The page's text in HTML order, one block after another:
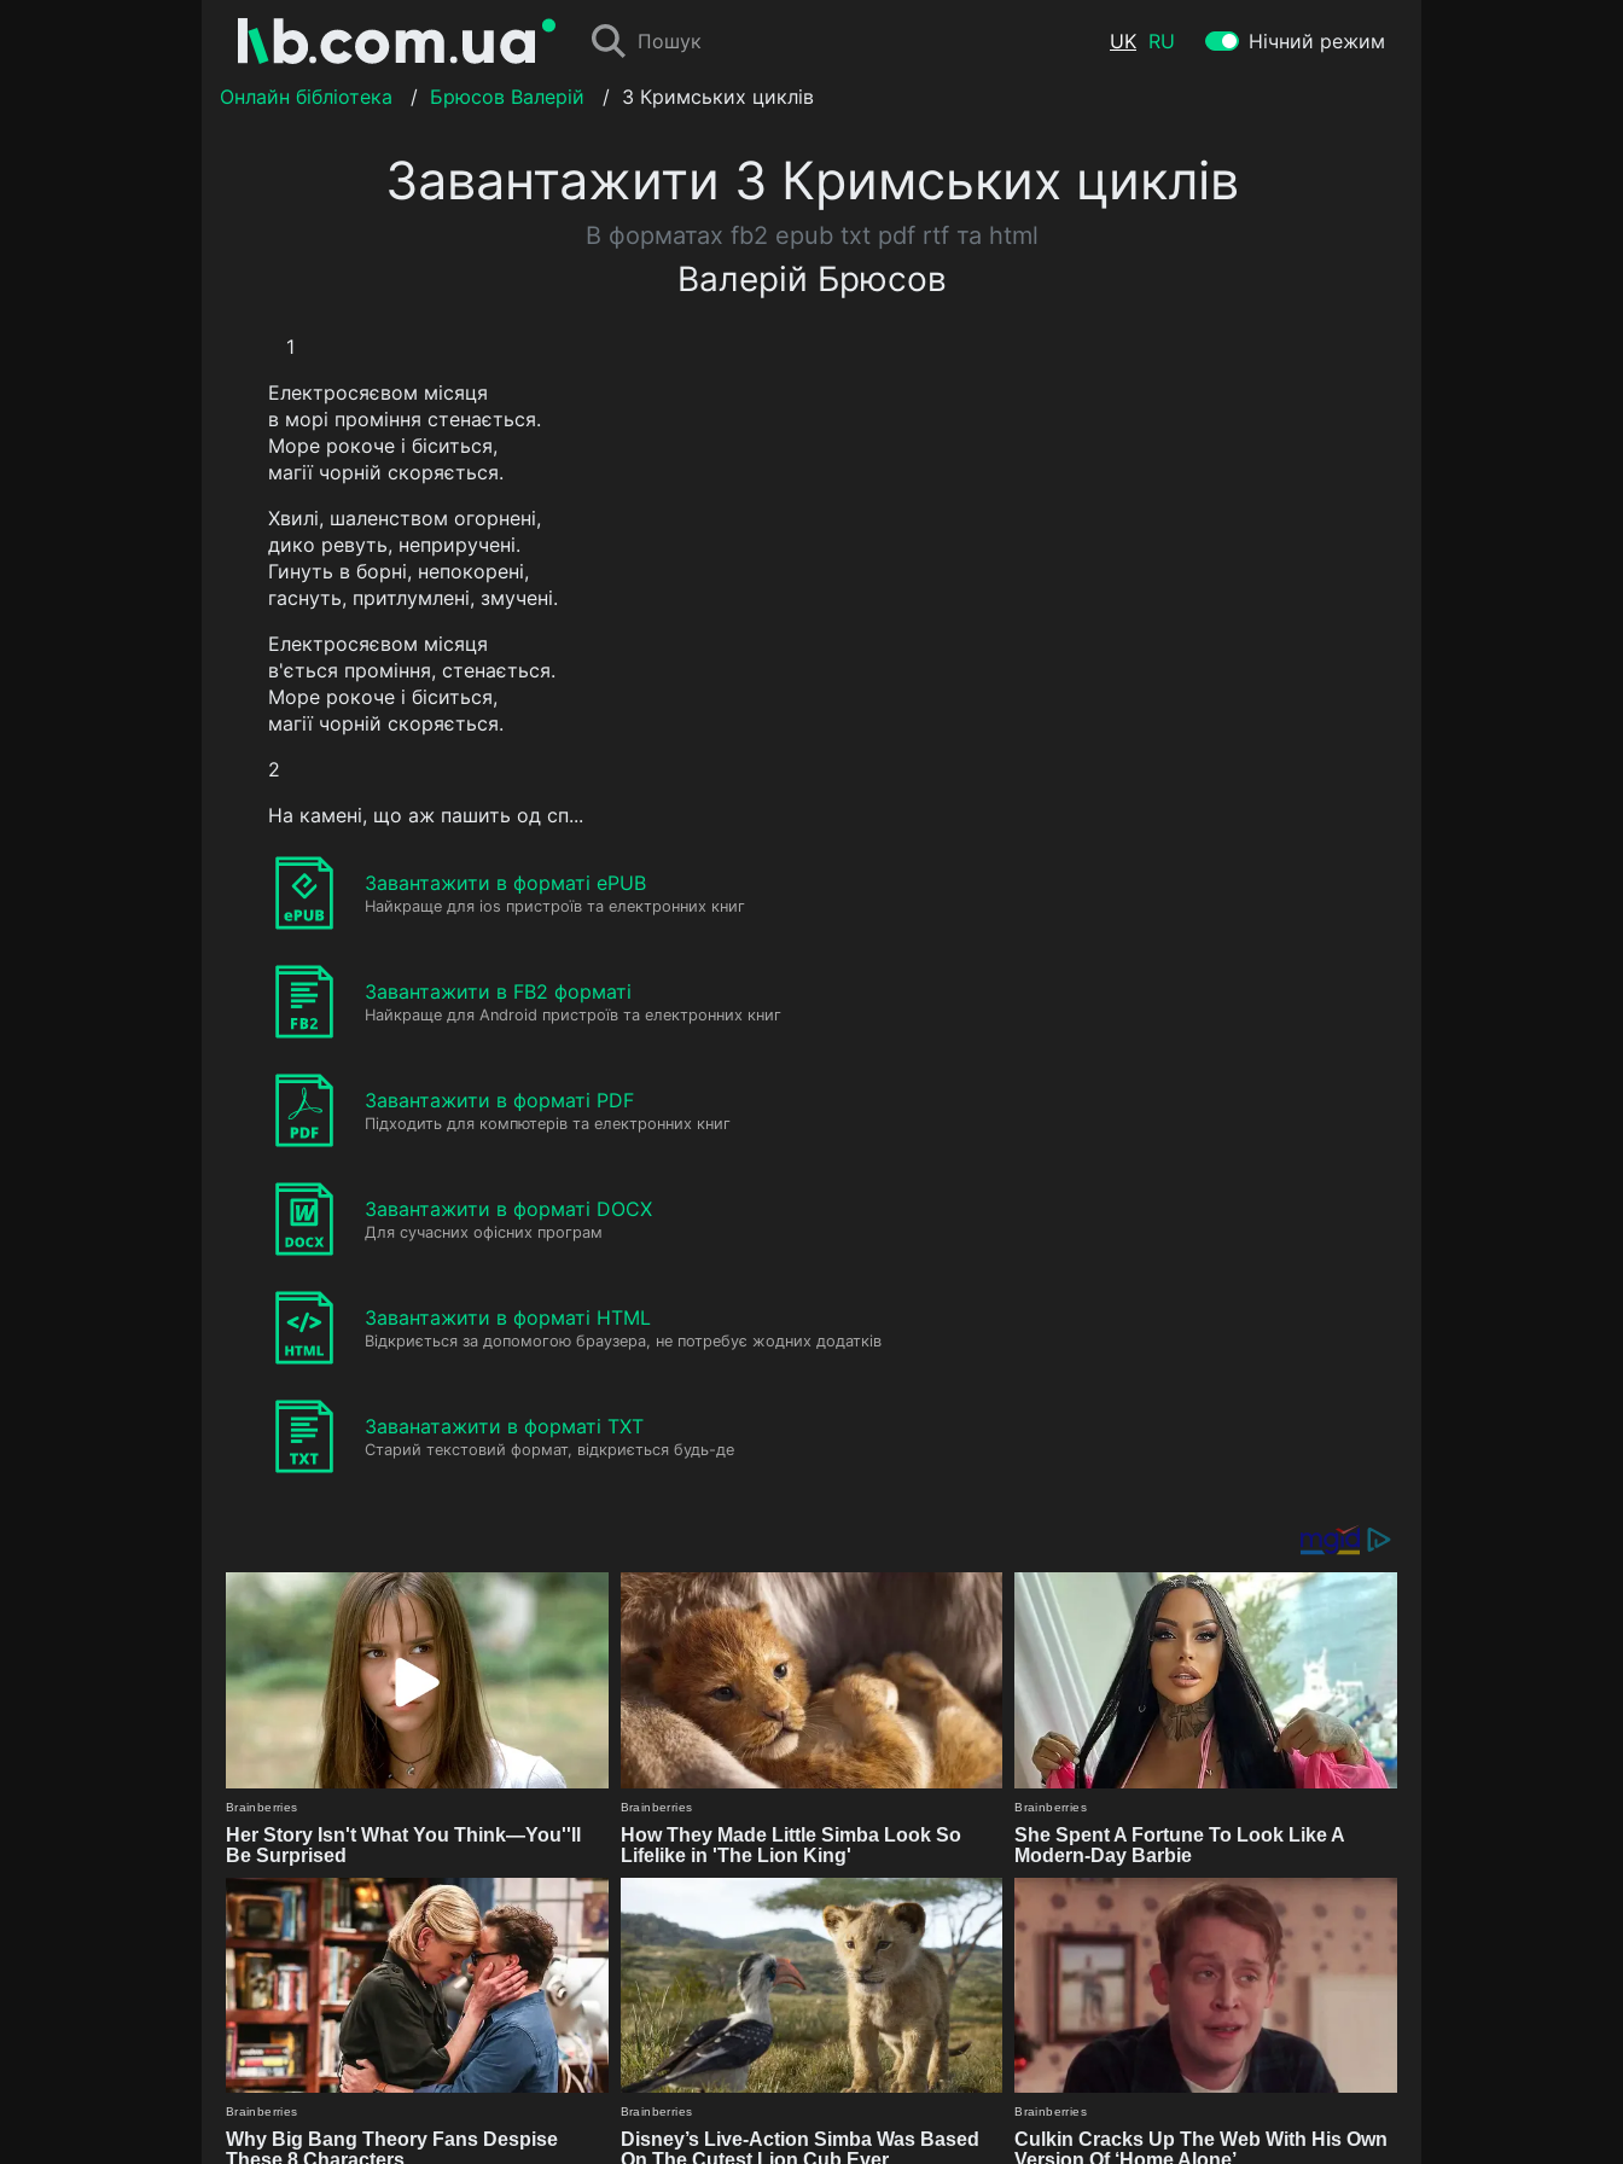
Пошук UK RU Нічний режим
Онлайн бібліотека / Брюсов Валерій / З Кримських циклів
Завантажити З Кримських циклів
В форматах fb2 epub txt pdf rtf та html
Валерій Брюсов
1
Електросяєвом місяця
в морі проміння стенається.
Море рокоче і біситься,
магії чорній скоряється.
Хвилі, шаленством огорнені,
дико ревуть, неприручені.
Гинуть в борні, непокорені,
гаснуть, притлумлені, змучені.
Електросяєвом місяця
в'ється проміння, стенається.
Море рокоче і біситься,
магії чорній скоряється.
2
На камені, що аж пашить од сп...
Завантажити в форматі ePUB
Найкраще для ios пристроїв та електронних книг
Завантажити в FB2 форматі
Найкраще для Android пристроїв та електронних книг
Завантажити в форматі PDF
Підходить для компютерів та електронних книг
Завантажити в форматі DOCX
Для сучасних офісних програм
Завантажити в форматі HTML
Відкриється за допомогою браузера, не потребує жодних додатків
Заванатажити в форматі TXT
Старий текстовий формат, відкриється будь-де